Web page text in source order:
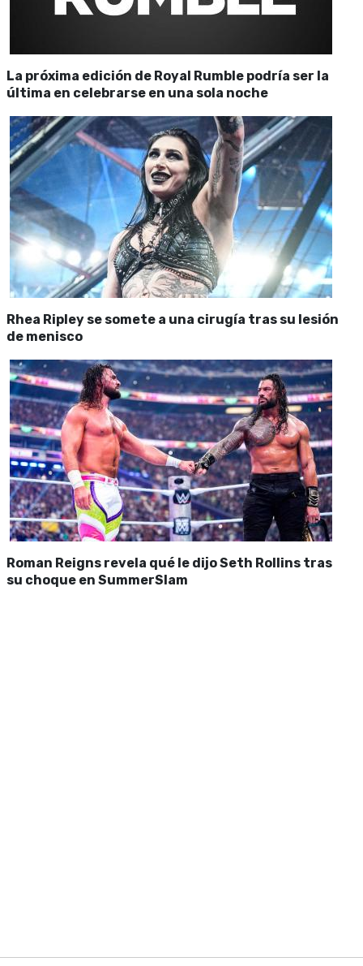
La próxima edición de Royal Rumble podría ser la
última en celebrarse en una sola noche
Rhea Ripley se somete a una cirugía tras su lesión
de menisco
Roman Reigns revela qué le dijo Seth Rollins tras
su choque en SummerSlam